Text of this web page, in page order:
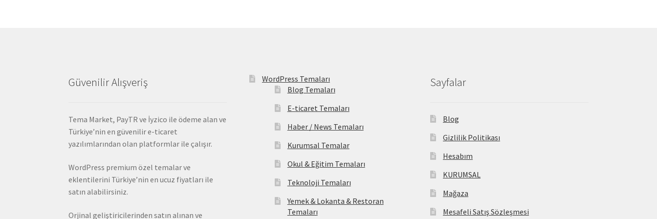
Güvenilir Alışveriş
Tema Market, PayTR ve İyzico ile ödeme alan ve
Türkiye’nin en güvenilir e-ticaret
yazılımlarından olan platformlar ile çalışır.
WordPress premium özel temalar ve
eklentilerini Türkiye’nin en ucuz fiyatları ile
satın alabilirsiniz.
Orjinal geliştiricilerinden satın alınan ve
WordPress Temaları
Blog Temaları
E-ticaret Temaları
Haber / News Temaları
Kurumsal Temalar
Okul & Eğitim Temaları
Teknoloji Temaları
Yemek & Lokanta & Restoran
Temaları
Sayfalar
Blog
Gizlilik Politikası
Hesabım
KURUMSAL
Mağaza
Mesafeli Satış Sözleşmesi